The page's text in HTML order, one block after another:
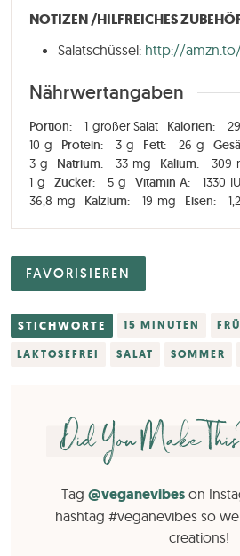
NOTIZEN /HILFREICHES
Salatschüssel: http://
Nährwertangaben
Portion: 1 großer Salat Kalorien:
10 g Protein: 3 g Fett: 26 g
3 g Natrium: 33 mg Kalium: 309
1 g Zucker: 5 g Vitamin A: 1330 IU
36,8 mg Kalzium: 19 mg Eisen: 1,2
FAVORISIEREN
STICHWORTE 15 MINUTEN
LAKTOSEFREI SALAT SOMMER
Did You Make
Tag @veganevibeson
hashtag #veganevibes so
creations!